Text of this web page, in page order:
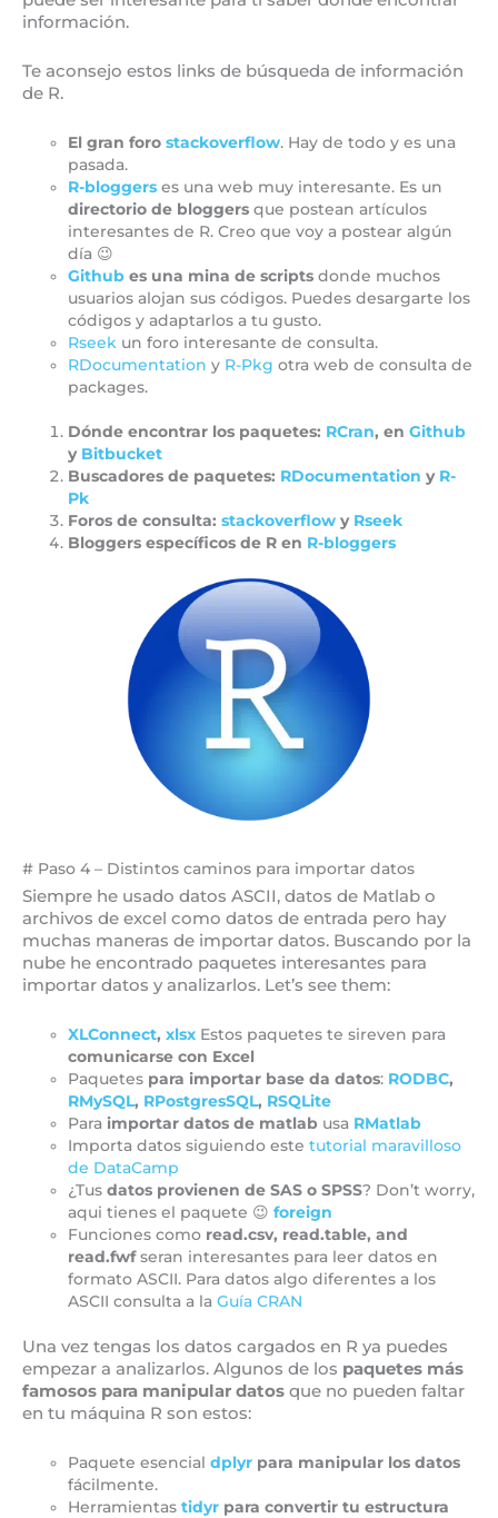
información.
Te aconsejo estos links de búsqueda de información
de R.
El gran forostackoverflow. Hay de todo y es una
pasada.
R-bloggers es una web muy interesante. Es un
directorio de bloggers que postean artículos
interesantes de R. Creo que voy a postear algún
día 😉
Github es una mina de scripts donde muchos
usuarios alojan sus códigos. Puedes desargarte los
códigos y adaptarlos a tu gusto.
Rseek un foro interesante de consulta.
RDocumentation y R-Pkg otra web de consulta de
packages.
Dónde encontrar los paquetes: RCran, enGithub
y Bitbucket
Buscadores de paquetes: RDocumentation y R-
Pk
Foros de consulta:stackoverflow y Rseek
Bloggers específicos de R en R-bloggers
# Paso 4 – Distintos caminos para importar datos
Siempre he usado datos ASCII, datos de Matlab o
archivos de excel como datos de entrada pero hay
muchas maneras de importar datos. Buscando por la
nube he encontrado paquetes interesantes para
importar datos y analizarlos. Let’s see them:
XLConnect,xlsx Estos paquetes te sireven para
comunicarse con Excel
Paquetes para importar base da datos: RODBC,
RMySQL, RPostgresSQL, RSQLite
Para importar datos de matlab usa RMatlab
Importa datos siguiendo estetutorial maravilloso
de DataCamp
¿Tusdatos provienen de SAS o SPSS? Don’t worry,
aqui tienes el paquete 😉foreign
Funciones como read.csv, read.table, and
read.fwfseran interesantes para leer datos en
formato ASCII. Para datos algo diferentes a los
ASCII consulta a laGuía CRAN
Una vez tengas los datos cargados en R ya puedes
empezar a analizarlos. Algunos de los paquetes más
famosos para manipular datos que no pueden faltar
en tu máquina R son estos:
Paquete esencialdplyr para manipular los datos
fácilmente.
Herramientas tidyr para convertir tu estructura